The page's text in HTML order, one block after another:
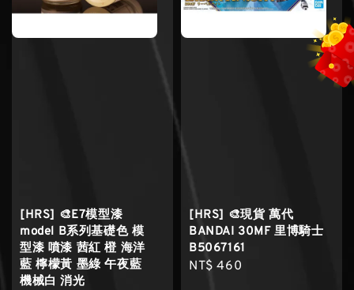
[HRS] 🎨E7模型漆
model B系列基礎色 模
型漆 噴漆 茜紅 橙 海洋
藍 檸檬黃 墨綠 午夜藍
機械白 消光
[HRS] 🎨現貨 萬代
BANDAI 30MF 里博騎士
B5067161
Regular
NT$ 460